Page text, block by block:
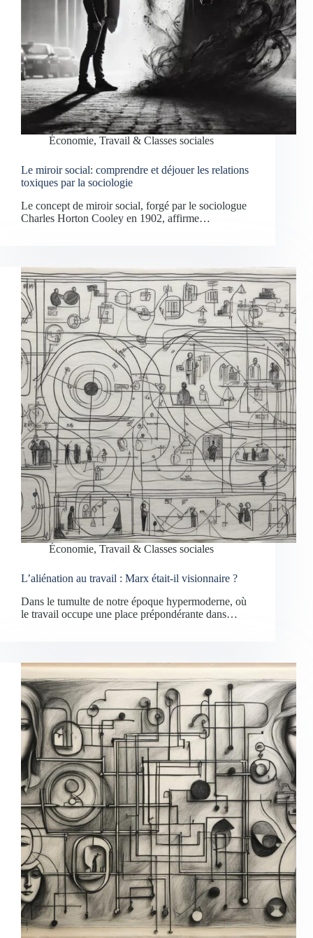
Économie, Travail & Classes sociales
Le miroir social: comprendre et déjouer les relations
toxiques par la sociologie
Le concept de miroir social, forgé par le sociologue
Charles Horton Cooley en 1902, affirme…
Économie, Travail & Classes sociales
L’aliénation au travail : Marx était-il visionnaire ?
Dans le tumulte de notre époque hypermoderne, où
le travail occupe une place prépondérante dans…